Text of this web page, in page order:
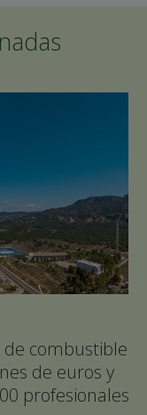
de combustible
de euros y
profesionales